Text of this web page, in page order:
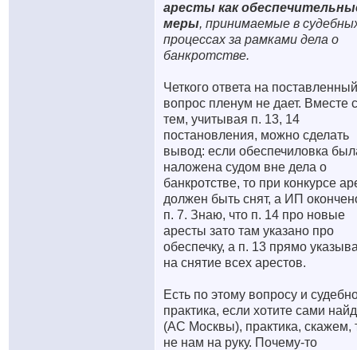
аресты как
меры, принимаемые в
процессах за рамками дела о
банкротстве.
Четкого ответа на поставленный
вопрос пленум не дает. Вместе с
тем, учитывая п. 13, 14
постановления, можно сделать
вывод: если обеспечиловка
наложена судом вне дела о
банкротстве, то при конкурсе
должен быть снят, а ИП
п. 7. Знаю, что п. 14 про новые
аресты зато там указано про
обеспечку, а п. 13 прямо
на снятие всех арестов.
Есть по этому вопросу и
практика, если хотите сами
(АС Москвы), практика, скажем,
не нам на руку. Почему-то